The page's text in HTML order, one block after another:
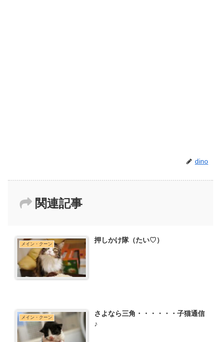
dino
関連記事
メイン・クーン 押しかけ隊（たい♡）
メイン・クーン
さよなら三角・・・・・・子猫通信
♪